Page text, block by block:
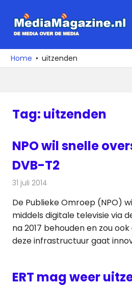
naar
media
over
Home uitzenden
Tag: uitzenden
NPO wil snelle
DVB-T2
31 juli 2014
De Publieke Omroep (NPO)
middels digitale televisie via
na 2017 behouden en zou
deze infrastructuur gaat
ERT mag weer